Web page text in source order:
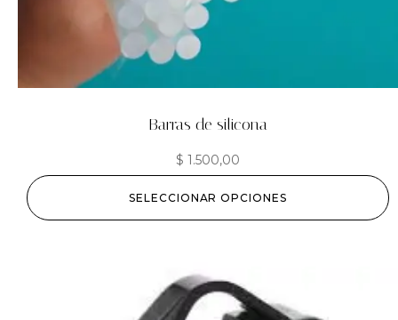
Barras de silicona
$ 1.500,00
SELECCIONAR OPCIONES